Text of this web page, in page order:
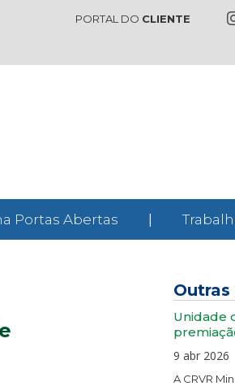
PORTAL DO CLIENTE
Portas Abertas
Unidade
9 abr 2026
A CRVR